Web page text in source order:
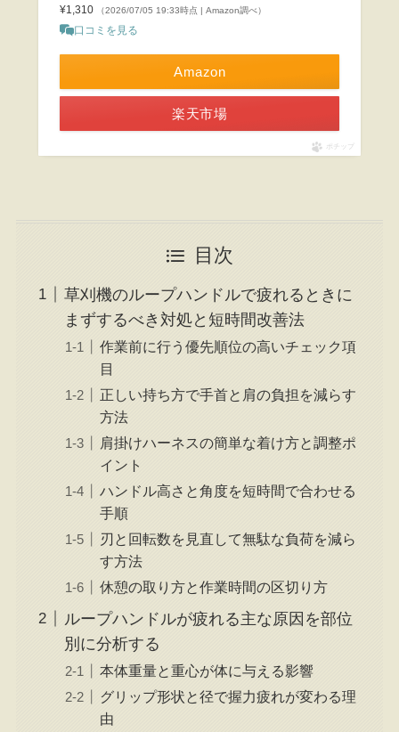
¥1,310
（2026/07/05 19:33時点 | Amazon調べ）
口コミを見る
Amazon
楽天市場
ポチップ
目次
草刈機のループハンドルで疲れるときに
まずするべき対処と短時間改善法
作業前に行う優先順位の高いチェック項
目
正しい持ち方で手首と肩の負担を減らす
方法
肩掛けハーネスの簡単な着け方と調整ポ
イント
ハンドル高さと角度を短時間で合わせる
手順
刃と回転数を見直して無駄な負荷を減ら
す方法
休憩の取り方と作業時間の区切り方
ループハンドルが疲れる主な原因を部位
別に分析する
本体重量と重心が体に与える影響
グリップ形状と径で握力疲れが変わる理
由